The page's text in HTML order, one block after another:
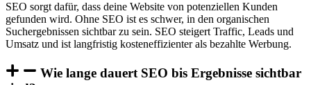
SEO sorgt dafür, dass deine Website von potenziellen Kunden
gefunden wird. Ohne SEO ist es schwer, in den organischen
Suchergebnissen sichtbar zu sein. SEO steigert Traffic, Leads und
Umsatz und ist langfristig kosteneffizienter als bezahlte Werbung.
Wie lange dauert SEO bis Ergebnisse sichtbar